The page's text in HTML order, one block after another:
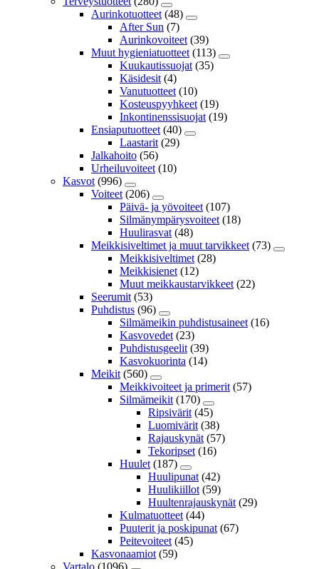
Aurinkotuotteet (48)
After Sun (7)
Aurinkovoiteet (39)
Muut hygieniatuotteet (113)
Kuukautissuojat (35)
Käsidesit (4)
Vanutuotteet (10)
Kosteuspyyhkeet (19)
Inkontinenssisuojat (19)
Ensiaputuotteet (40)
Laastarit (29)
Jalkahoito (56)
Urheiluvoiteet (10)
Kasvot (996)
Voiteet (206)
Päivä- ja yövoiteet (107)
Silmänympärysvoiteet (18)
Huulirasvat (48)
Meikkisiveltimet ja muut tarvikkeet (73)
Meikkisiveltimet (28)
Meikkisienet (12)
Muut meikkaustarvikkeet (22)
Seerumit (53)
Puhdistus (96)
Silmämeikin puhdistusaineet (16)
Kasvovedet (23)
Puhdistusgeelit (39)
Kasvokuorinta (14)
Meikit (560)
Meikkivoiteet ja primerit (57)
Silmämeikit (170)
Ripsivärit (45)
Luomivärit (38)
Rajauskynät (57)
Tekoripset (16)
Huulet (187)
Huulipunat (42)
Huulikiillot (59)
Huultenrajauskynät (29)
Kulmatuotteet (44)
Puuterit ja poskipunat (67)
Peitevoiteet (45)
Kasvonaamiot (59)